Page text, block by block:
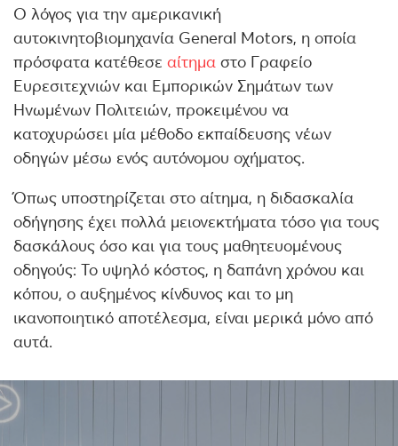
Ο λόγος για την αμερικανική
αυτοκινητοβιομηχανία General Motors, η οποία
πρόσφατα κατέθεσε αίτημα στο Γραφείο
Ευρεσιτεχνιών και Εμπορικών Σημάτων των
Ηνωμένων Πολιτειών, προκειμένου να
κατοχυρώσει μία μέθοδο εκπαίδευσης νέων
οδηγών μέσω ενός αυτόνομου οχήματος.
Όπως υποστηρίζεται στο αίτημα, η διδασκαλία
οδήγησης έχει πολλά μειονεκτήματα τόσο για τους
δασκάλους όσο και για τους μαθητευομένους
οδηγούς: Το υψηλό κόστος, η δαπάνη χρόνου και
κόπου, ο αυξημένος κίνδυνος και το μη
ικανοποιητικό αποτέλεσμα, είναι μερικά μόνο από
αυτά.